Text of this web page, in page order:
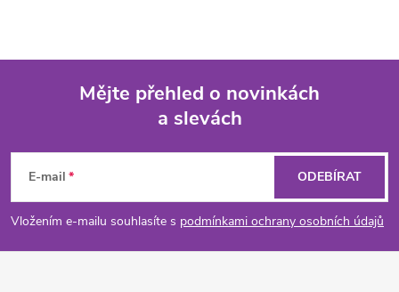
p
a
Mějte přehled o novinkách
a slevách
E-mail
Vložením e-mailu souhlasíte s podmínkami ochrany osobních údajů
ODEBÍRAT